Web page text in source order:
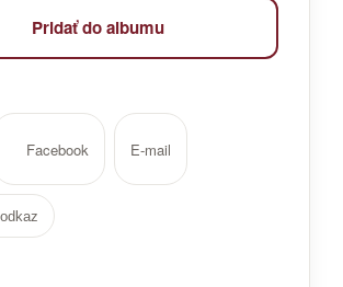
Pridať do albumu
Facebook E-mail